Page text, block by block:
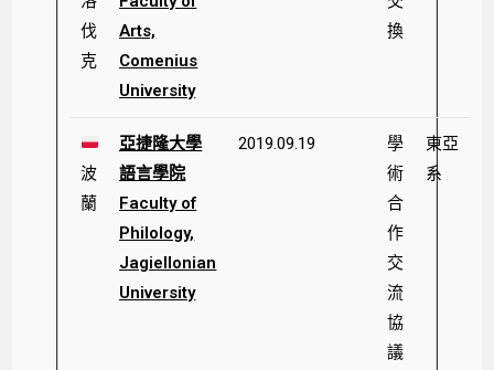
伐
克
Arts,
Comenius
University
換
波
蘭
亞捷隆大學
語言學院
Faculty of
Philology,
Jagiellonian
University
2019.09.19
學
術
合
作
交
流
協
議
東亞
系